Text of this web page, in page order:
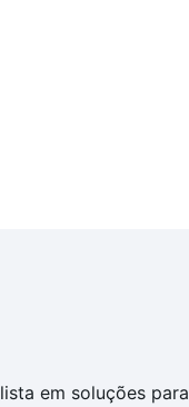
em soluções